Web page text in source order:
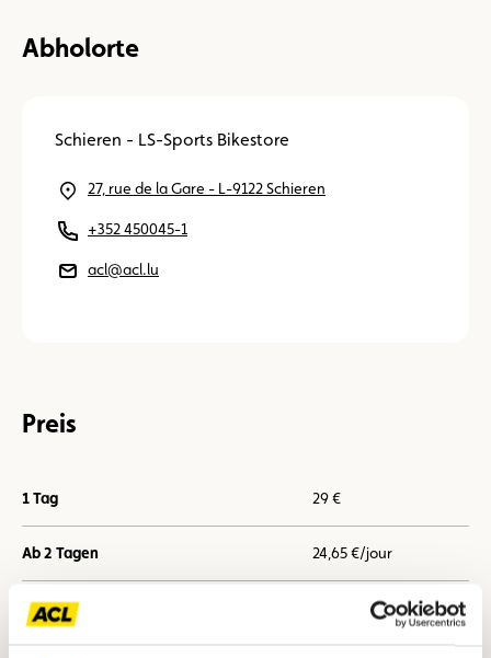
Abholorte
Schieren - LS-Sports Bikestore
27, rue de la Gare - L-9122 Schieren
+352 450045-1
acl@acl.lu
Preis
1 Tag 29 €
Ab 2 Tagen 24,65 €/jour
Ab 7 Tagen 21,75 €/jour